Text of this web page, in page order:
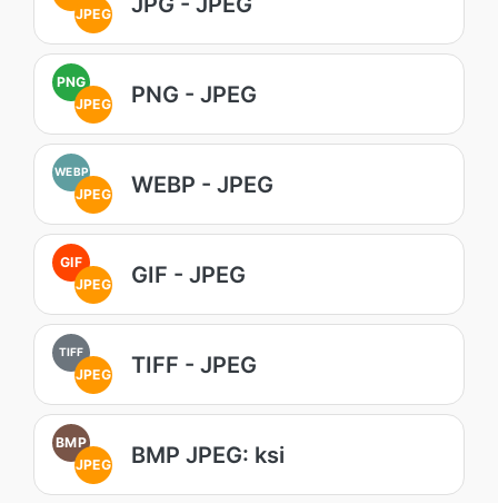
JPEG
PNG
JPEG
PNG - JPEG
WEBP
JPEG WEBP - JPEG
GIF
JPEG
GIF - JPEG
TIFF
JPEG TIFF - JPEG
BMP
JPEG
BMP JPEG: ksi